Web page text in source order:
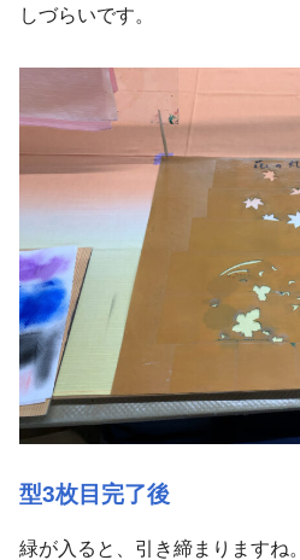
しづらいです。
型3枚目完了後
緑が入ると、引き締まりますね。